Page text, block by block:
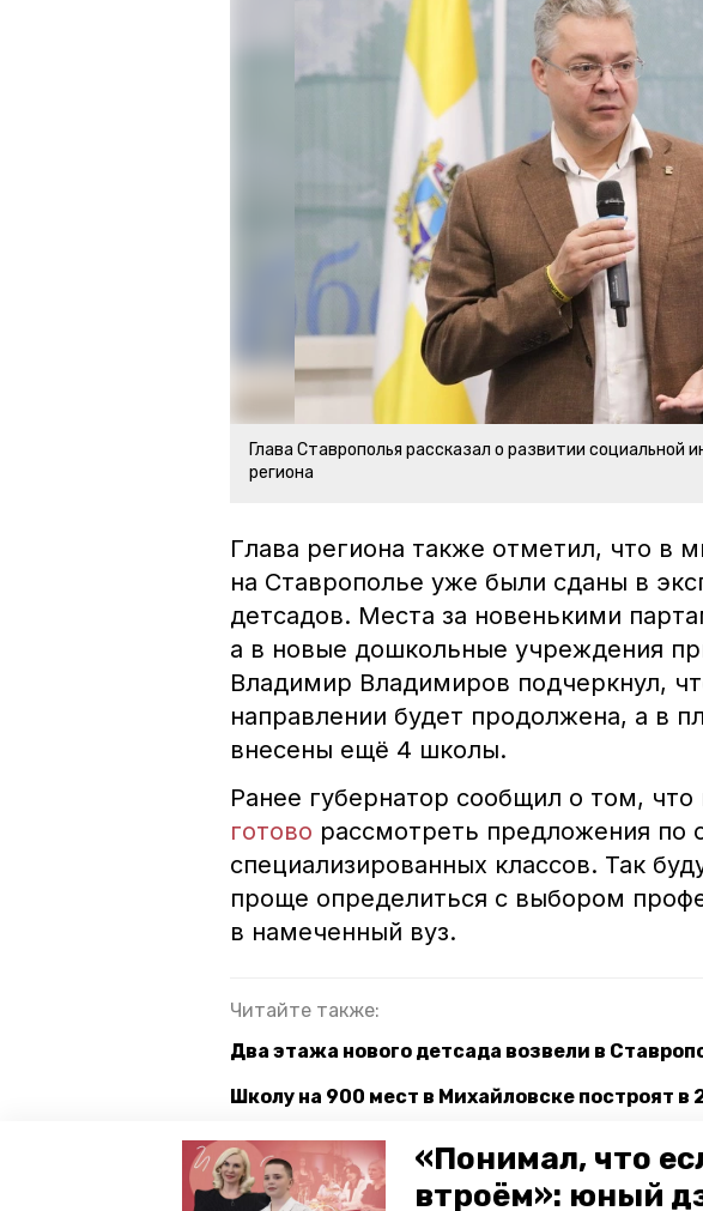
«Понимал, что
втроём»: юный
Глава Ставрополья рассказал о развитии социальной
региона
Глава региона также отметил, что в
на Ставрополье уже были сданы в
детсадов. Места за новенькими
а в новые дошкольные учреждения
Владимир Владимиров подчеркнул,
направлении будет продолжена, а в
внесены ещё 4 школы.
Ранее губернатор сообщил о том, что
готово рассмотреть предложения по
специализированных классов. Так
проще определиться с выбором
в намеченный вуз.
Читайте также:
Два этажа нового детсада возвели в
Школу на 900 мест в Михайловске построят в
ставропольский край губернатор ставрополья